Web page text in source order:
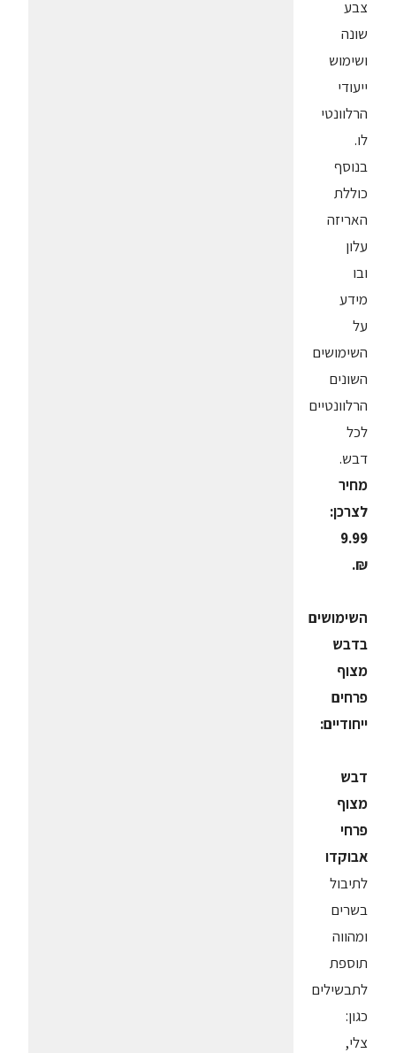
צבע
שונה
ושימוש
ייעודי
הרלוונטי
לו.
בנוסף
כוללת
האריזה
עלון
ובו
מידע
על
השימושים
השונים
הרלוונטיים
לכל
דבש.
מחיר
לצרכן:
9.99
₪.
השימושים
בדבש
מצוף
פרחים
ייחודיים:
דבש
מצוף
פרחי
אבוקדו
לתיבול
בשרים
ומהווה
תוספת
לתבשילים
כגון:
צלי,